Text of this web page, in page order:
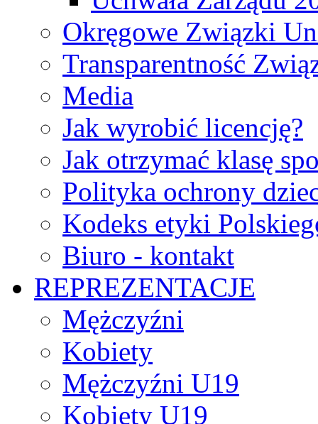
Okręgowe Związki
Transparentność
Media
Jak wyrobić licencję?
Jak otrzymać klasę
Polityka ochrony
Kodeks etyki
Biuro - kontakt
REPREZENTACJE
Mężczyźni
Kobiety
Mężczyźni U19
Kobiety U19